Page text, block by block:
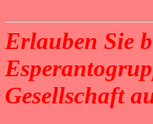
Erlauben Sie
Gesellschaft